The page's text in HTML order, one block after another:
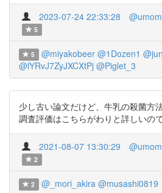
2023-07-24 22:33:28
5
5 @miyakobeer @1Dozen1
@lYRvJ7ZyJXCXtPj @Piglet_3
少し古い論文だけど、牛乳の殺菌方
調査評価はこちらがわりと詳しいの
2021-08-07 13:30:29
2
2 @_mori_akira @musashi0819